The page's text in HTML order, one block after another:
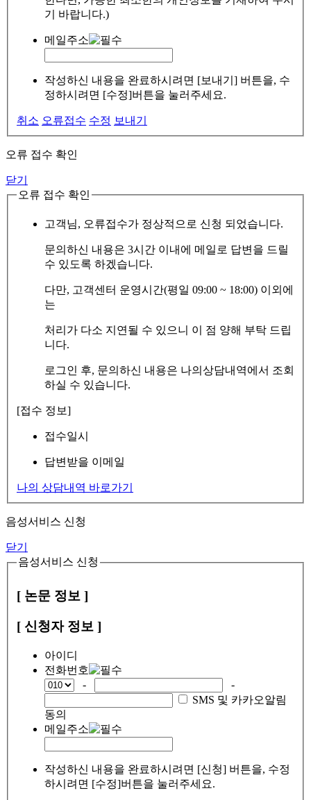
기 바랍니다.)
메일주소
작성하신 내용을 완료하시려면 [보내기] 버튼을, 수
정하시려면 [수정]버튼을 눌러주세요.
취소 오류접수 수정 보내기
오류 접수 확인
닫기
오류 접수 확인
고객님, 오류접수가 정상적으로 신청 되었습니다.
문의하신 내용은 3시간 이내에 메일로 답변을 드릴
수 있도록 하겠습니다.
다만, 고객센터 운영시간(평일 09:00 ~ 18:00) 이외에
는
처리가 다소 지연될 수 있으니 이 점 양해 부탁 드립
니다.
로그인 후, 문의하신 내용은 나의상담내역에서 조회
하실 수 있습니다.
[접수 정보]
접수일시
답변받을 이메일
나의 상담내역 바로가기
음성서비스 신청
닫기
음성서비스 신청
[ 논문 정보 ]
[ 신청자 정보 ]
아이디
전화번호
-
-
SMS 및 카카오알림
동의
메일주소
작성하신 내용을 완료하시려면 [신청] 버튼을, 수정
하시려면 [수정]버튼을 눌러주세요.